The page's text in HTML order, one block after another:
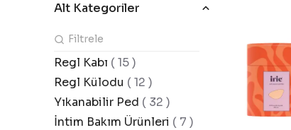
Alt Kategoriler
Regl Kabı (15)
Regl Külodu (12 )
Yıkanabilir Ped ( 32 )
İntim Bakım Ürünleri ( 7 )